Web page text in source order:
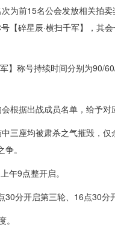
为前15名公会发放相关拍
【碎星辰·横扫千军】，其
】称号持续时间分别为90/
根据出战成员名单，给予对
三座均被肃杀之气摧毁，
。
午9点整开启。
分开启第三轮、16点30分